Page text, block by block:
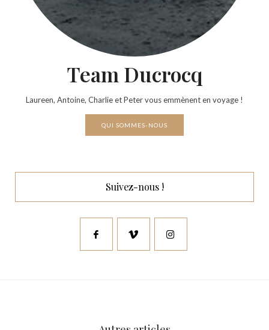
Team Ducrocq
Laureen, Antoine, Charlie et Peter vous emmènent en voyage !
QUI SOMMES-NOUS
Suivez-nous !